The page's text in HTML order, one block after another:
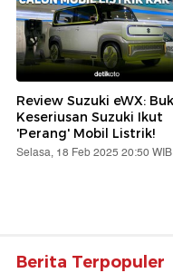
Review Suzuki eWX:
Keseriusan Suzuki Ikut
'Perang' Mobil Listrik!
Selasa, 18 Feb 2025 20:50 WIB
Berita Terpopuler